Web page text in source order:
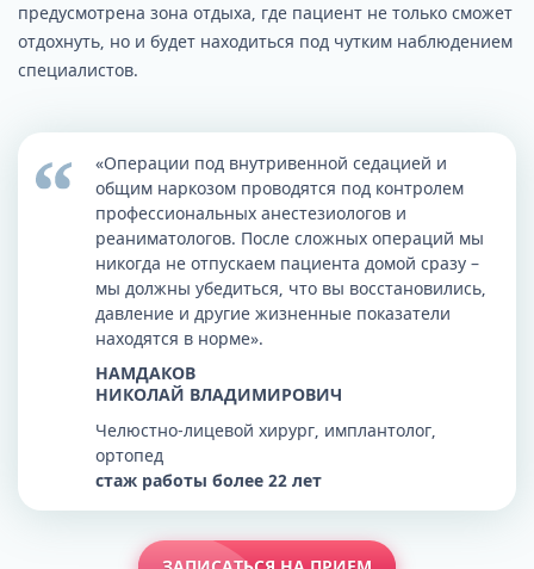
предусмотрена зона отдыха, где пациент не только сможет
отдохнуть, но и будет находиться под чутким наблюдением
специалистов.
«Операции под внутривенной седацией и
общим наркозом проводятся под контролем
профессиональных анестезиологов и
реаниматологов. После сложных операций мы
никогда не отпускаем пациента домой сразу –
мы должны убедиться, что вы восстановились,
давление и другие жизненные показатели
находятся в норме».
НАМДАКОВ
НИКОЛАЙ ВЛАДИМИРОВИЧ
Челюстно-лицевой хирург, имплантолог,
ортопед
стаж работы более 22 лет